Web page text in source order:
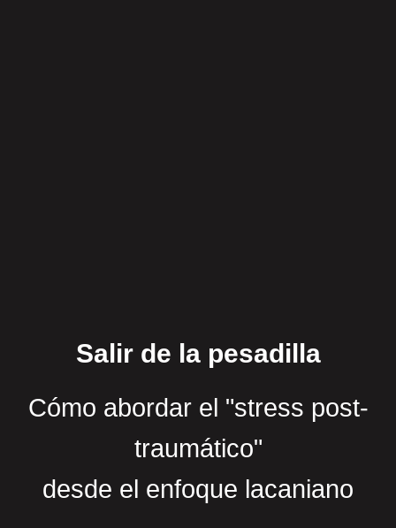
Salir de la pesadilla
Cómo abordar el "stress post-
traumático"
desde el enfoque lacaniano